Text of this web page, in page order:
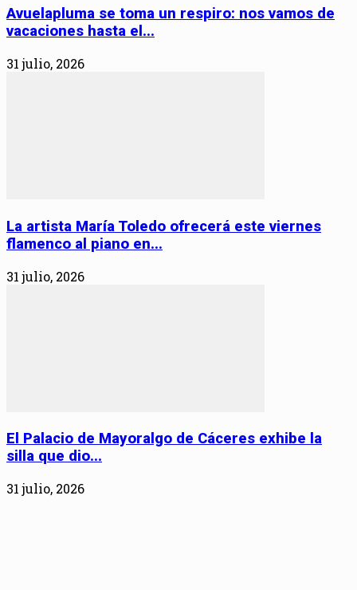
Avuelapluma se toma un respiro: nos vamos de
vacaciones hasta el...
31 julio, 2026
La artista María Toledo ofrecerá este viernes
flamenco al piano en...
31 julio, 2026
El Palacio de Mayoralgo de Cáceres exhibe la
silla que dio...
31 julio, 2026